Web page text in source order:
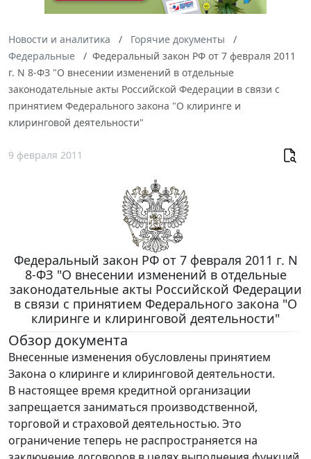
Новости и аналитика
Горячие документы
Федеральные
Федеральный закон РФ от 7 февраля 2011
г. N 8-ФЗ "О внесении изменений в отдельные
законодательные акты Российской Федерации в связи с
принятием Федерального закона "О клиринге и
клиринговой деятельности"
9 февраля 2011
Федеральный закон РФ от 7 февраля 2011 г. N
8-ФЗ "О внесении изменений в отдельные
законодательные акты Российской Федерации
в связи с принятием Федерального закона "О
клиринге и клиринговой деятельности"
Обзор документа
Внесенные изменения обусловлены принятием
Закона о клиринге и клиринговой деятельности.
В настоящее время кредитной организации
запрещается заниматься производственной,
торговой и страховой деятельностью. Это
ограничение теперь не распространяется на